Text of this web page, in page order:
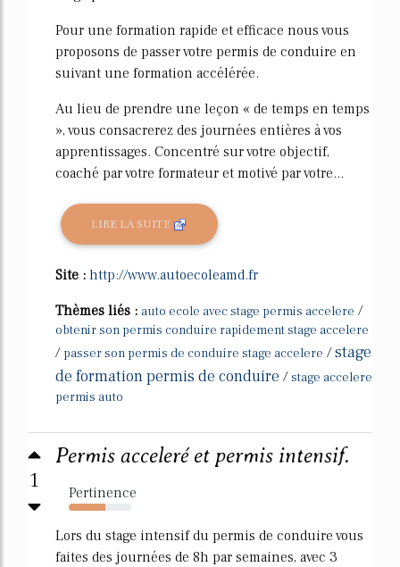
Pour une formation rapide et efficace nous vous
proposons de passer votre permis de conduire en
suivant une formation accélérée.
Au lieu de prendre une leçon « de temps en temps
», vous consacrerez des journées entières à vos
apprentissages. Concentré sur votre objectif,
coaché par votre formateur et motivé par votre...
LIRE LA SUITE
Site : http://www.autoecoleamd.fr
Thèmes liés : auto ecole avec stage permis accelere /
obtenir son permis conduire rapidement stage accelere
/ passer son permis de conduire stage accelere /stage
de formation permis de conduire /stage accelere
permis auto
1
Permis acceleré et permis intensif.
Pertinence
58%
Lors du stage intensif du permis de conduire vous
faites des journées de 8h par semaines, avec 3